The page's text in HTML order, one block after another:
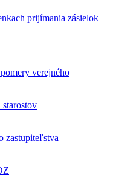
prijímania zásielok
verejného
zastupiteľstva